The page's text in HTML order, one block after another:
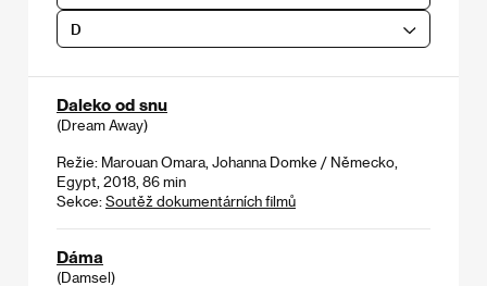
D
Daleko od snu
(Dream Away)
Režie: Marouan Omara, Johanna Domke / Německo,
Egypt, 2018, 86 min
Sekce: Soutěž dokumentárních filmů
Dáma
(Damsel)